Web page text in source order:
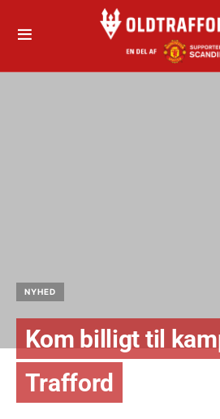
NYHED
Kom billigt til
Trafford